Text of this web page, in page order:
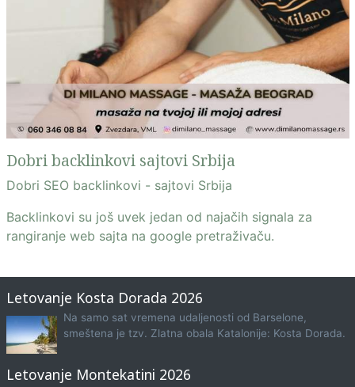
Dobri backlinkovi sajtovi Srbija
Dobri SEO backlinkovi - sajtovi Srbija
Backlinkovi su još uvek jedan od najačih signala za
rangiranje web sajta na google pretraživaču.
Letovanje Kosta Dorada 2026
Na samo sat vremena udaljenosti od Barselone,
smeštena je tzv. Zlatna obala Katalonije: Kosta Dorada.
Letovanje Montekatini 2026